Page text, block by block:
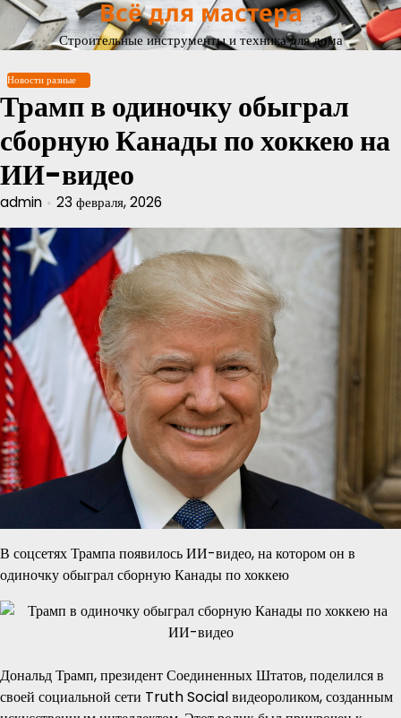
Перейти
содержимому
Всё для мастера
Строительные инструменты и техника для дома
Новости разные
Трамп в одиночку обыграл
сборную Канады по хоккею на
ИИ-видео
admin 23 февраля, 2026
В соцсетях Трампа появилось ИИ-видео, на котором он в
одиночку обыграл сборную Канады по хоккею
Дональд Трамп, президент Соединенных Штатов, поделился в
своей социальной сети Truth Social видеороликом, созданным